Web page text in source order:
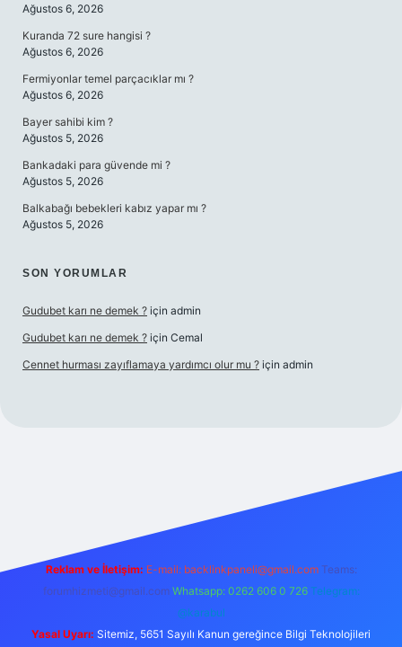
Ağustos 6, 2026
Kuranda 72 sure hangisi ?
Ağustos 6, 2026
Fermiyonlar temel parçacıklar mı ?
Ağustos 6, 2026
Bayer sahibi kim ?
Ağustos 5, 2026
Bankadaki para güvende mi ?
Ağustos 5, 2026
Balkabağı bebekleri kabız yapar mı ?
Ağustos 5, 2026
SON YORUMLAR
Gudubet karı ne demek ? için admin
Gudubet karı ne demek ? için Cemal
Cennet hurması zayıflamaya yardımcı olur mu ? için admin
Reklam ve İletişim: E-mail: backlinkpaneli@gmail.com Teams:
forumhizmeti@gmail.com Whatsapp: 0262 606 0 726 Telegram:
@karabul
Yasal Uyarı: Sitemiz, 5651 Sayılı Kanun gereğince Bilgi Teknolojileri